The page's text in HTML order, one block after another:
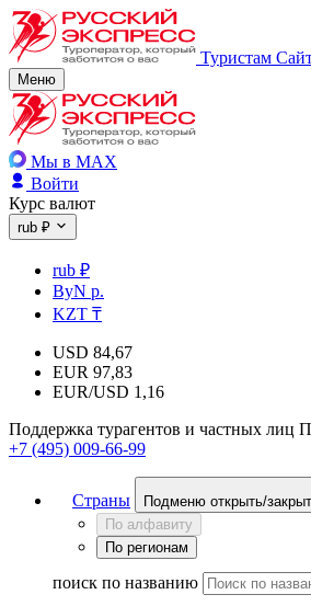
Туристам
Меню
Мы в MAX
Войти
Курс валют
rub ₽
rub ₽
ByN р.
KZT ₸
USD 84,67
EUR 97,83
EUR/USD 1,16
Поддержка турагентов и частных лиц
+7 (495) 009-66-99
Страны
Подменю открыть/
По алфавиту
По регионам
поиск по названию